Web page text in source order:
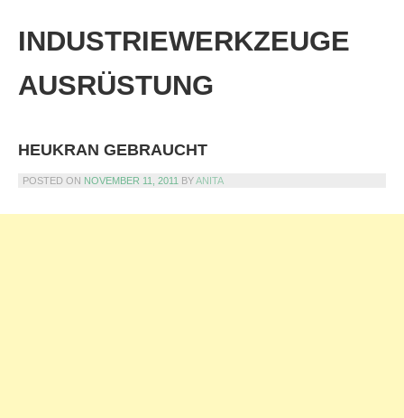
content
INDUSTRIEWERKZEUGE
AUSRÜSTUNG
HEUKRAN GEBRAUCHT
POSTED ON NOVEMBER 11, 2011 BYANITA